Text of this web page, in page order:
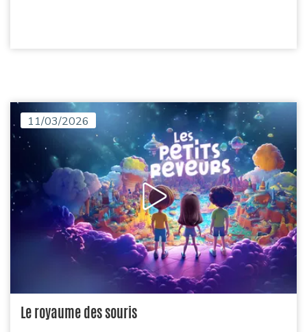
11/03/2026
Le royaume des souris